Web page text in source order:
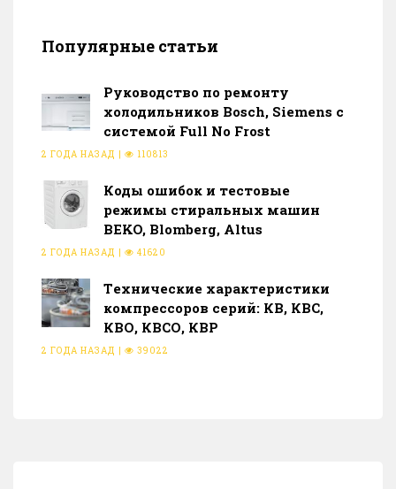
Популярные статьи
Руководство по ремонту
холодильников Bosch, Siemens с
системой Full No Frost
2 ГОДА НАЗАД | 110813
Коды ошибок и тестовые
режимы стиральных машин
BEKO, Blomberg, Altus
2 ГОДА НАЗАД | 41620
Тeхнические характеристики
компрессоров серий: КВ, КВС,
КВО, КВСО, КВР
2 ГОДА НАЗАД | 39022